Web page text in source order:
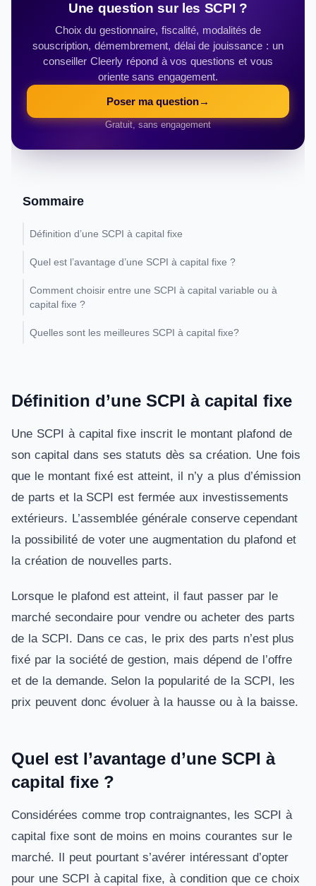
Une question sur les SCPI ?
Choix du gestionnaire, fiscalité, modalités de
souscription, démembrement, délai de jouissance : un
conseiller Cleerly répond à vos questions et vous
oriente sans engagement.
Poser ma question→
Gratuit, sans engagement
Sommaire
Définition d’une SCPI à capital fixe
Quel est l’avantage d’une SCPI à capital fixe ?
Comment choisir entre une SCPI à capital variable ou à
capital fixe ?
Quelles sont les meilleures SCPI à capital fixe?
Définition d’une SCPI à capital fixe
Une SCPI à capital fixe inscrit le montant plafond de
son capital dans ses statuts dès sa création. Une fois
que le montant fixé est atteint, il n’y a plus d’émission
de parts et la SCPI est fermée aux investissements
extérieurs. L’assemblée générale conserve cependant
la possibilité de voter une augmentation du plafond et
la création de nouvelles parts.
Lorsque le plafond est atteint, il faut passer par le
marché secondaire pour vendre ou acheter des parts
de la SCPI. Dans ce cas, le prix des parts n’est plus
fixé par la société de gestion, mais dépend de l’offre
et de la demande. Selon la popularité de la SCPI, les
prix peuvent donc évoluer à la hausse ou à la baisse.
Quel est l’avantage d’une SCPI à
capital fixe ?
Considérées comme trop contraignantes, les SCPI à
capital fixe sont de moins en moins courantes sur le
marché. Il peut pourtant s’avérer intéressant d’opter
pour une SCPI à capital fixe, à condition que ce choix